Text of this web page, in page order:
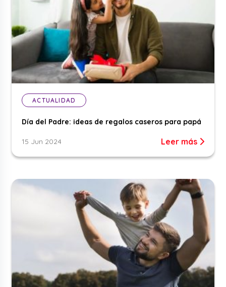
ACTUALIDAD
Día del Padre: ideas de regalos caseros para papá
15 Jun 2024 Leer más